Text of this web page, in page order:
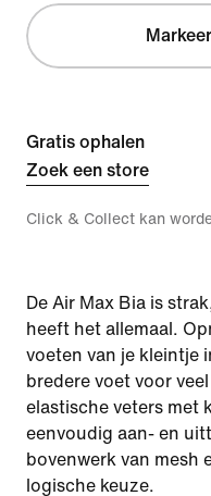
Gratis ophalen
Zoek een store
Click & Collect kan
De Air Max Bia is
heeft het allemaal.
voeten van je kleintje
bredere voet voor
elastische veters met
eenvoudig aan- en
bovenwerk van mesh
logische keuze.